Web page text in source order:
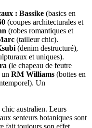
: Bassike (basics en
(coupes architecturales et
(robes romantiques et
(tailleur chic).
(denim destructuré),
et uniques).
(le chapeau de feutre
RM Williams (bottes en
Un
australien. Leurs
senteurs botaniques sont